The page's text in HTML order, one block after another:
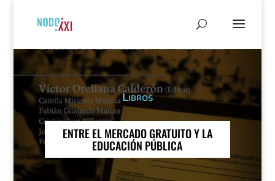
Libros
ENTRE EL MERCADO GRATUITO Y LA
EDUCACIÓN PÚBLICA